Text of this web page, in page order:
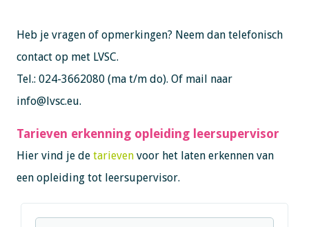
Heb je vragen of opmerkingen? Neem dan telefonisch
contact op met LVSC.
Tel.: 024-3662080 (ma t/m do). Of mail naar
info@lvsc.eu.
Tarieven erkenning opleiding leersupervisor
Hier vind je de tarievenvoor het laten erkennen van
een opleiding tot leersupervisor.